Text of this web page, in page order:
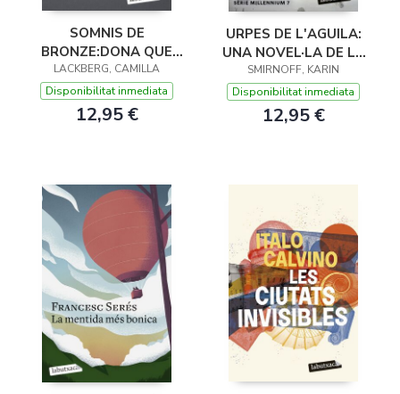
SOMNIS DE
BRONZE:DONA QUE
ESTAT TRAIDA LLUITA
FINS
LACKBERG, CAMILLA
Disponibilitat inmediata
12,95 €
URPES DE L'AGUILA:
UNA NOVEL·LA DE LA
LISBETH
SMIRNOFF, KARIN
Disponibilitat inmediata
12,95 €